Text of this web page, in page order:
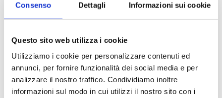
Consenso Dettagli Informazioni sui cookie
Questo sito web utilizza i cookie
Utilizziamo i cookie per personalizzare contenuti ed
annunci, per fornire funzionalità dei social media e per
analizzare il nostro traffico. Condividiamo inoltre
informazioni sul modo in cui utilizzi il nostro sito con i
V34040005 G 1 1/2 M - G 1 1/2 RN
Описание